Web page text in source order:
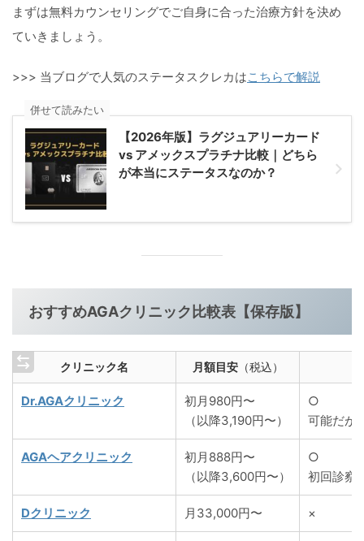
まずは無料カウンセリングでご自身に合った治療方針を決め
ていきましょう。
>>> 当ブログで人気のステータスクレカはこちらで解説
【2026年版】ラグジュアリーカード
vs アメックスプラチナ比較｜どちら
が本当にステータスなのか？
併せて読みたい
おすすめAGAクリニック比較表【保存版】
クリニック名 月額目安（税込）
Dr.AGAクリニック
初月980円〜
（以降3,190円〜）
○
可能だが
AGAヘアクリニック
初月888円〜
（以降3,600円〜）
○
初回診察
Dクリニック 月33,000円〜 ×